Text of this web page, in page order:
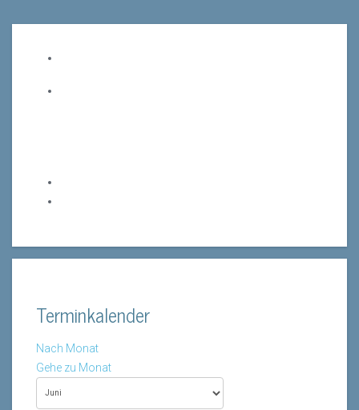
Terminkalender
Nach Monat
Gehe zu Monat